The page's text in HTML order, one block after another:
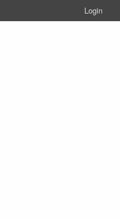
Login